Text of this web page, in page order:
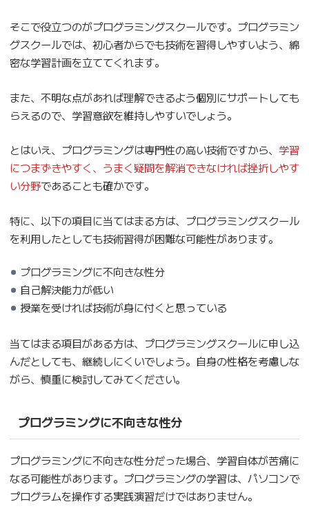
そこで役立つのがプログラミングスクールです。プログラミン
グスクールでは、初心者からでも技術を習得しやすいよう、綿
密な学習計画を立ててくれます。
また、不明な点があれば理解できるよう個別にサポートしても
らえるので、学習意欲を維持しやすいでしょう。
とはいえ、プログラミングは専門性の高い技術ですから、 学習
につまずきやすく、うまく疑問を解消できなければ挫折しやす
い分野であることも確かです。
特に、以下の項目に当てはまる方は、プログラミングスクール
を利用したとしても技術習得が困難な可能性があります。
プログラミングに不向きな性分
自己解決能力が低い
授業を受ければ技術が身に付くと思っている
当てはまる項目がある方は、プログラミングスクールに申し込
んだとしても、継続しにくいでしょう。自身の性格を考慮しな
がら、慎重に検討してみてください。
プログラミングに不向きな性分
プログラミングに不向きな性分だった場合、学習自体が苦痛に
なる可能性があります。プログラミングの学習は、パソコンで
プログラムを操作する実践演習だけではありません。